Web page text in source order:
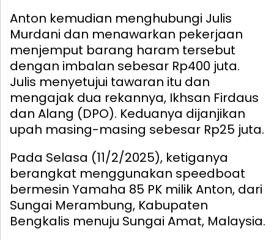
Anton kemudian menghubungi Julis
Murdani dan menawarkan pekerjaan
menjemput barang haram tersebut
dengan imbalan sebesar Rp400 juta.
Julis menyetujui tawaran itu dan
mengajak dua rekannya, Ikhsan Firdaus
dan Alang (DPO). Keduanya dijanjikan
upah masing-masing sebesar Rp25 juta.
Pada Selasa (11/2/2025), ketiganya
berangkat menggunakan speedboat
bermesin Yamaha 85 PK milik Anton, dari
Sungai Merambung, Kabupaten
Bengkalis menuju Sungai Amat, Malaysia.